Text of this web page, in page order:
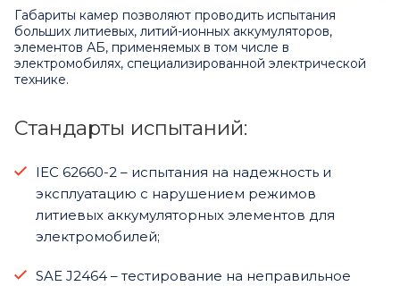
Габариты камер позволяют проводить испытания
больших литиевых, литий-ионных аккумуляторов,
элементов АБ, применяемых в том числе в
электромобилях, специализированной электрической
технике.
Стандарты испытаний:
IEC 62660-2 – испытания на надежность и
эксплуатацию с нарушением режимов
литиевых аккумуляторных элементов для
электромобилей;
SAE J2464 – тестирование на неправильное